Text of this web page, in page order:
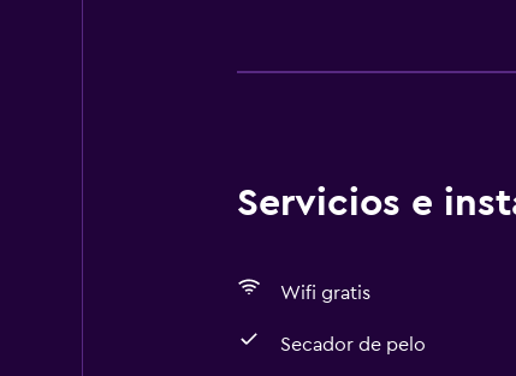
Servicios e
Wifi gratis
Secador de pelo